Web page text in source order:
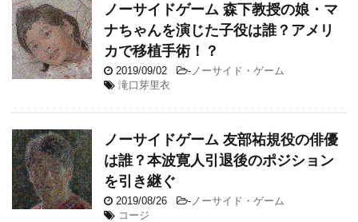
ノーサイドゲーム 森下教授の娘・マ
ナちゃんを演じた子役は誰？アメリ
カで移植手術！？
2019/09/02 - ノーサイド・ゲーム
滝口芽里衣
ノーサイドゲーム 友部祐規役の俳優
は誰？本波寛人引退後のポジション
を引き継ぐ
2019/08/26 - ノーサイド・ゲーム
コージ